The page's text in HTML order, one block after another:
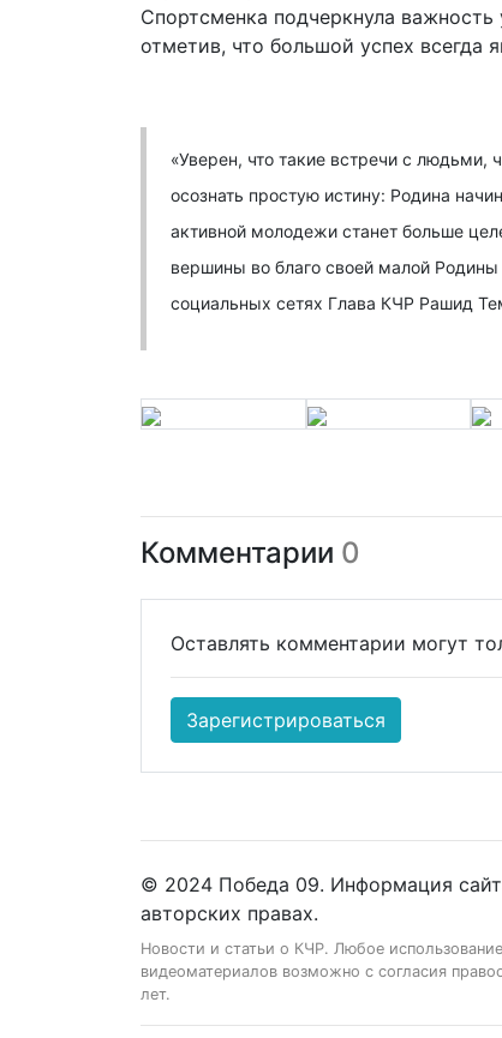
Спортсменка подчеркнула
отметив, что большой успех всегда
«Уверен, что такие встречи с
осознать простую истину: Родина
активной молодежи станет больше
вершины во благо своей малой
социальных сетях Глава КЧР Рашид
Комментарии 0
Оставлять комментарии могут
Зарегистрироваться
© 2024 Победа 09. Информация
авторских правах.
Новости и статьи о КЧР. Любое
видеоматериалов возможно с согласия
лет.